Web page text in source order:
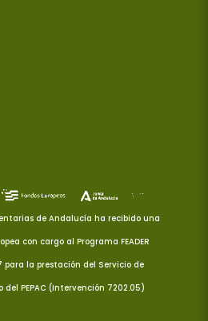
de Andalucía ha recibido una
con cargo al Programa FEADER
para la prestación del Servicio de
del PEPAC (Intervención 7202.05)